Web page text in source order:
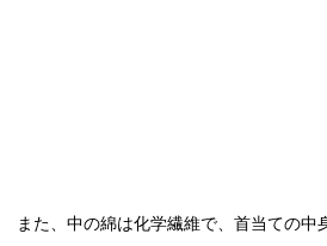
また、中の綿は化学繊維で、首当ての